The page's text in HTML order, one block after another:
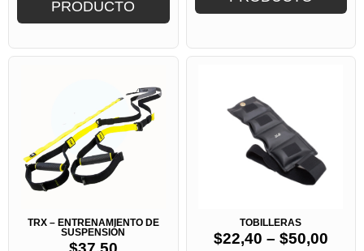
PRODUCTO
TRX – ENTRENAMIENTO DE
SUSPENSIÓN
TOBILLERAS
$22,40 – $50,00